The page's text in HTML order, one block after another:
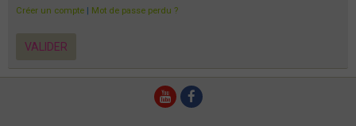
Créer un compte | Mot de passe perdu ?
VALIDER